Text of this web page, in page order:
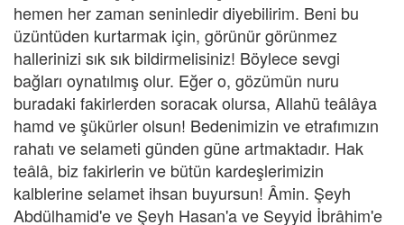
hemen her zaman seninledir diyebilirim. Beni bu
üzüntüden kurtarmak için, görünür görünmez
hallerinizi sık sık bildirmelisiniz! Böylece sevgi
bağları oynatılmış olur. Eğer o, gözümün nuru
buradaki fakirlerden soracak olursa, Allahü teâlâya
hamd ve şükürler olsun! Bedenimizin ve etrafımızın
rahatı ve selameti günden güne artmaktadır. Hak
teâlâ, biz fakirlerin ve bütün kardeşlerimizin
kalblerine selamet ihsan buyursun! Âmin. Şeyh
Abdülhamid'e ve Şeyh Hasan'a ve Seyyid İbrâhim'e